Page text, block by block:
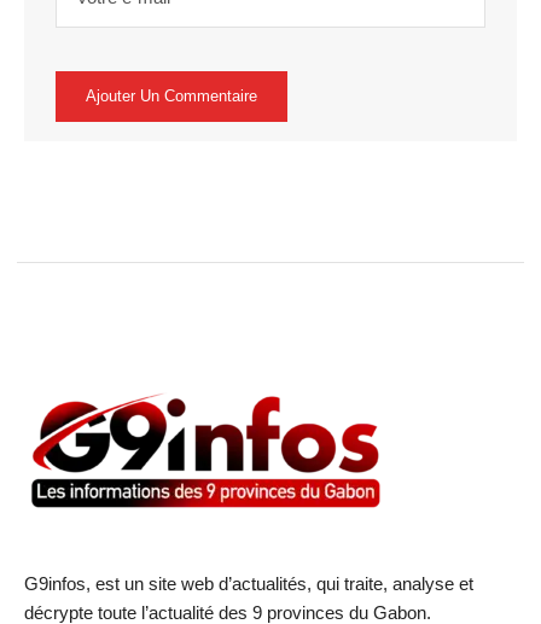
G9infos, est un site web d’actualités, qui traite, analyse et
décrypte toute l’actualité des 9 provinces du Gabon.